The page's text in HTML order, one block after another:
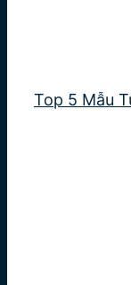
Top 5 Mẫu